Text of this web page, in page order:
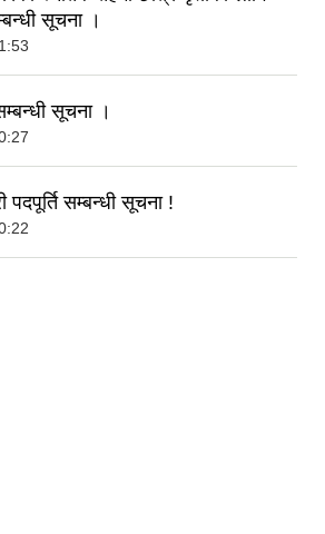
सूचना ।
सूचना ।
पदपूर्ति सम्बन्धी सूचना !